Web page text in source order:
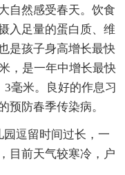
自然感受春天。饮食
入足量的蛋白质、维
是孩子身高增长最快
，是一年中增长最快
毫米。良好的作息习
预防春季传染病。
逗留时间过长，一
目前天气较寒冷，户